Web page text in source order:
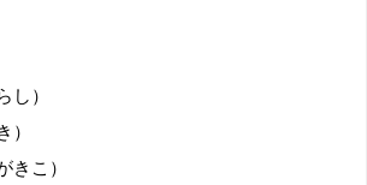
し）
）
きこ）